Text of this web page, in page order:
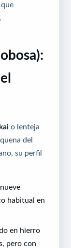
o lenteja
del
su perfil
habitual en
en hierro
pero con